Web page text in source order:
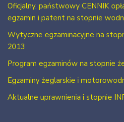
Oficjalny, państwowy CENNIK
egzamin i patent na stopnie
Wytyczne egzaminacyjne na
2013
Program egzaminów na stopnie
Egzaminy żeglarskie i
Aktualne uprawnienia i stopnie